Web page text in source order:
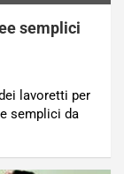
semplici
lavoretti per
semplici da